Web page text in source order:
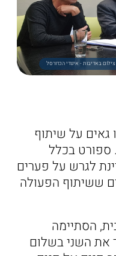
באדיבות - איגודי הכדורסל
גאים על שיתוף
ספורט בכלל
לגרש על פערים
ששיתוף הפעולה
הסתיימה
את השני בשלום